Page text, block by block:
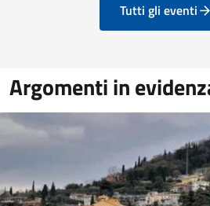
Tutti gli eventi
Argomenti in